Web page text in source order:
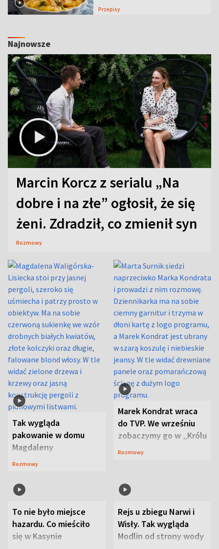
Przepisy
Najnowsze
Marcin Korcz z serialu „Na
dobre i na złe” ogłosił, że się
żeni. Zdradził, co zmienił syn
Rozmowy
Tak wygląda
pakowanie w domu
Magdaleny
Waligórskiej-Lisieckiej.
Rozmowy
Marek Kondrat wraca
do TVP. We wrześniu
zobaczymy go w „Królu
Maciusiu I”
Rozmowy
To nie było miejsce
hazardu. Co mieściło
się w Kasynie
Rejs u zbiegu Narwi i
Wisły. Tak wygląda
Modlin od strony wody